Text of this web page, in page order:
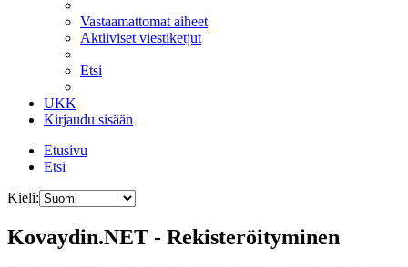
Vastaamattomat aiheet
Aktiiviset viestiketjut
Etsi
UKK
Kirjaudu sisään
Etusivu
Etsi
Kieli:
Kovaydin.NET - Rekisteröityminen